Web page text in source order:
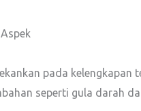
pada kelengkapan
seperti gula darah